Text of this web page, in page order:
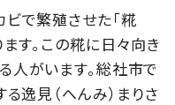
ビで繁殖させた「糀
ます。この糀に日々向き
人がいます。総社市で
逸見（へんみ）まりさ